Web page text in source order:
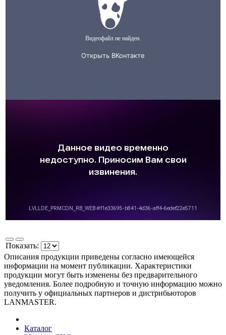
Показать:
Описания продукции приведены согласно имеющейся
информации на момент публикации. Характеристики
продукции могут быть изменены без предварительного
уведомления. Более подробную и точную информацию можно
получить у официальных партнеров и дистрибьюторов
LANMASTER.
Каталог